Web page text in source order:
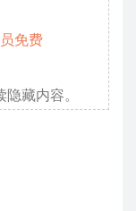
免费
藏内容。